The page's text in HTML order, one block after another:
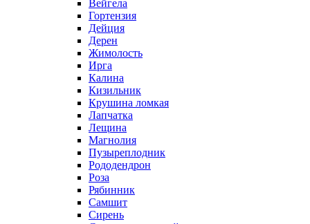
Вейгела
Гортензия
Дейция
Дерен
Жимолость
Ирга
Калина
Кизильник
Крушина ломкая
Лапчатка
Лещина
Магнолия
Пузыреплодник
Рододендрон
Роза
Рябинник
Самшит
Сирень